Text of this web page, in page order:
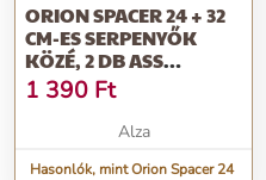
ORION SPACER 24 + 32
CM-ES SERPENYŐK
KÖZÉ, 2 DB ASS
KÉSZLET
1 390 Ft
Alza
Hasonlók, mint Orion Spacer 24